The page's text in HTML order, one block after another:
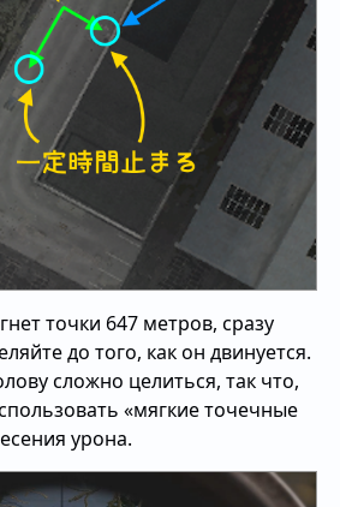
точки 647 метров, сразу
до того, как он двинуется.
сложно целиться, так что,
«мягкие точечные
урона.